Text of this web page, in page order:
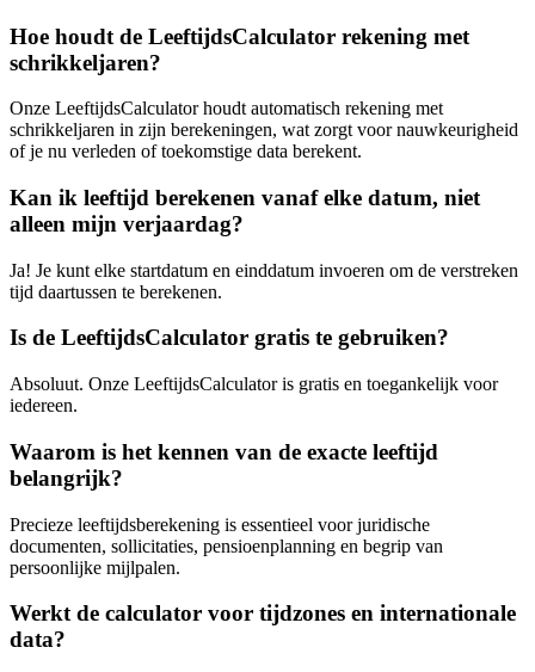
Hoe houdt de LeeftijdsCalculator rekening met
schrikkeljaren?
Onze LeeftijdsCalculator houdt automatisch rekening met
schrikkeljaren in zijn berekeningen, wat zorgt voor nauwkeurigheid
of je nu verleden of toekomstige data berekent.
Kan ik leeftijd berekenen vanaf elke datum, niet
alleen mijn verjaardag?
Ja! Je kunt elke startdatum en einddatum invoeren om de verstreken
tijd daartussen te berekenen.
Is de LeeftijdsCalculator gratis te gebruiken?
Absoluut. Onze LeeftijdsCalculator is gratis en toegankelijk voor
iedereen.
Waarom is het kennen van de exacte leeftijd
belangrijk?
Precieze leeftijdsberekening is essentieel voor juridische
documenten, sollicitaties, pensioenplanning en begrip van
persoonlijke mijlpalen.
Werkt de calculator voor tijdzones en internationale
data?